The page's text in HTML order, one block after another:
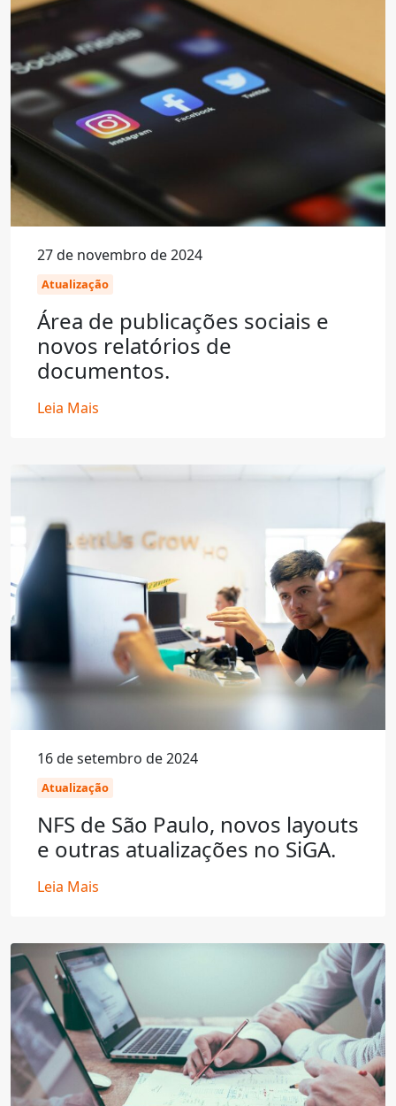
27 de novembro de 2024
Atualização
Área de publicações sociais e
novos relatórios de
documentos.
Leia Mais
16 de setembro de 2024
Atualização
NFS de São Paulo, novos layouts
e outras atualizações no SiGA.
Leia Mais